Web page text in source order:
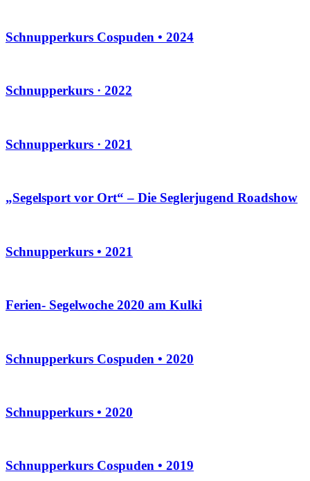
Schnupperkurs Cospuden • 2024
Schnupperkurs · 2022
Schnupperkurs · 2021
„Segelsport vor Ort“ – Die Seglerjugend Roadshow
Schnupperkurs • 2021
Ferien- Segelwoche 2020 am Kulki
Schnupperkurs Cospuden • 2020
Schnupperkurs • 2020
Schnupperkurs Cospuden • 2019